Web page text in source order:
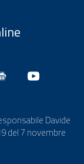
Davide
del 7 novembre